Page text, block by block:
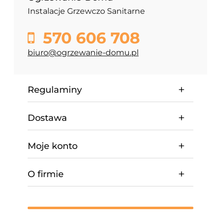
Instalacje Grzewczo Sanitarne
570 606 708
biuro@ogrzewanie-domu.pl
Regulaminy
Dostawa
Moje konto
O firmie